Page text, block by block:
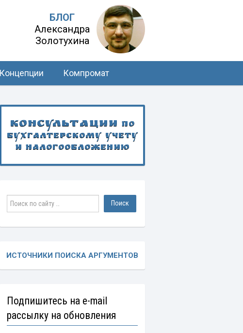
БЛОГ
Александра
Золотухина
Концепции Компромат
Консультации по
бухгалтерскому учету
и налогообложению
ИСТОЧНИКИ ПОИСКА АРГУМЕНТОВ
Подпишитесь на e-mail
рассылку на обновления